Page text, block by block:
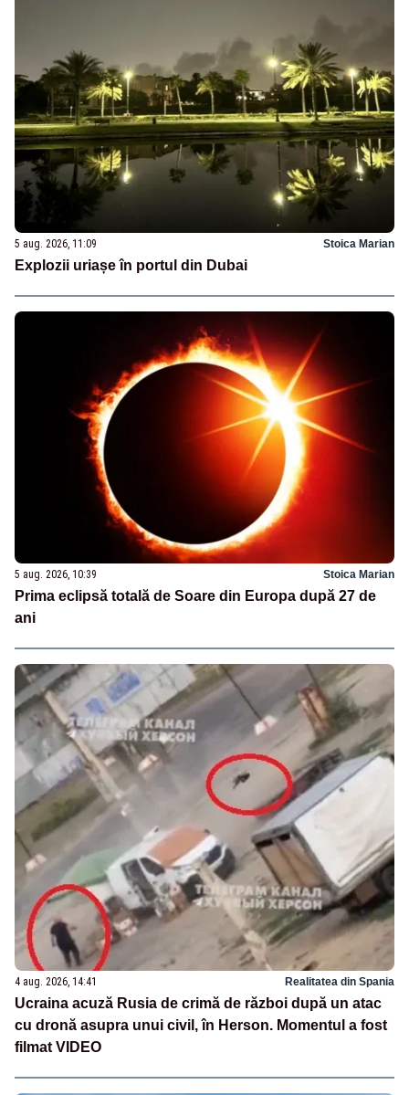
5 aug. 2026, 11:09 Stoica Marian
Explozii uriașe în portul din Dubai
5 aug. 2026, 10:39 Stoica Marian
Prima eclipsă totală de Soare din Europa după 27 de
ani
4 aug. 2026, 14:41 Realitatea din Spania
Ucraina acuză Rusia de crimă de război după un atac
cu dronă asupra unui civil, în Herson. Momentul a fost
filmat VIDEO